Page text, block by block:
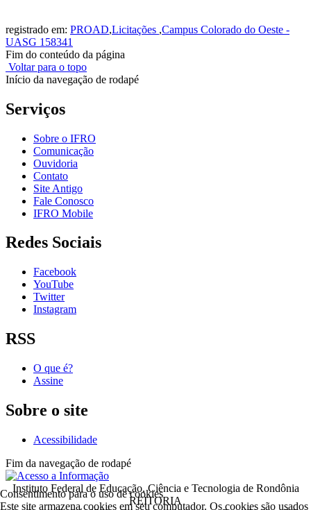
registrado em: PROAD,Licitações ,Campus Colorado do Oeste -
UASG 158341
Fim do conteúdo da página
Voltar para o topo
Início da navegação de rodapé
Serviços
Sobre o IFRO
Comunicação
Ouvidoria
Contato
Site Antigo
Fale Conosco
IFRO Mobile
Redes Sociais
Facebook
YouTube
Twitter
Instagram
RSS
O que é?
Assine
Sobre o site
Acessibilidade
Fim da navegação de rodapé
Instituto Federal de Educação, Ciência e Tecnologia de Rondônia
REITORIA
Consentimento para o uso de cookies
Este site armazena cookies em seu computador. Os cookies são usados